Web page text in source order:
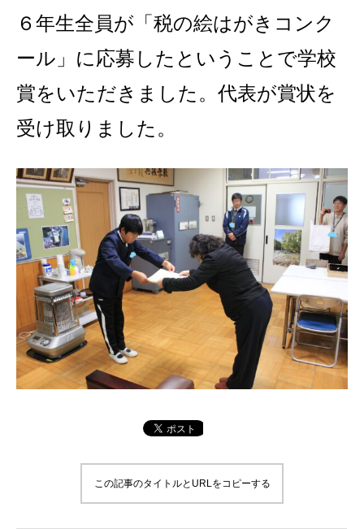
６年生全員が「税の絵はがきコンク
ール」に応募したということで学校
賞をいただきました。代表が賞状を
受け取りました。
この記事のタイトルとURLをコピーする